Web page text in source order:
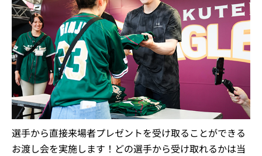
選手から直接来場者プレゼントを受け取ることができる
お渡し会を実施します！どの選手から受け取れるかは当